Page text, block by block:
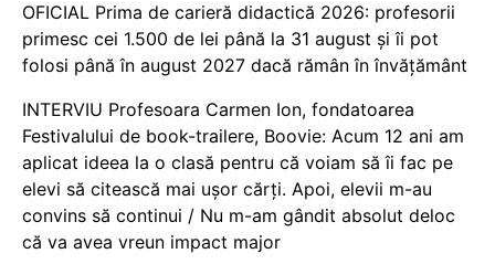
OFICIAL Prima de carieră didactică 2026: profesorii
primesc cei 1.500 de lei până la 31 august și îi pot
folosi până în august 2027 dacă rămân în învățământ
INTERVIU Profesoara Carmen Ion, fondatoarea
Festivalului de book-trailere, Boovie: Acum 12 ani am
aplicat ideea la o clasă pentru că voiam să îi fac pe
elevi să citească mai ușor cărți. Apoi, elevii m-au
convins să continui / Nu m-am gândit absolut deloc
că va avea vreun impact major